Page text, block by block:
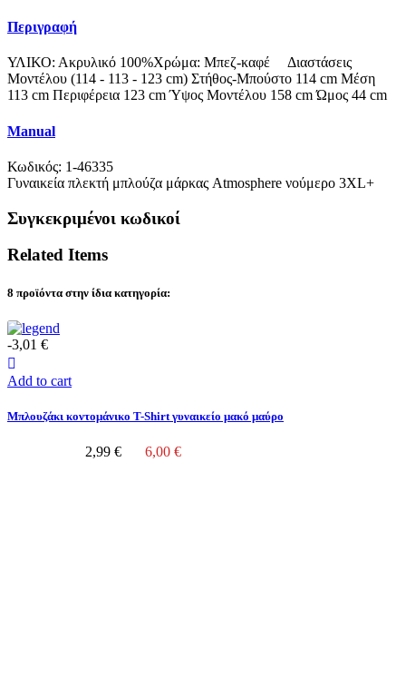
Περιγραφή
ΥΛΙΚΟ: Ακρυλικό 100%Χρώμα: Μπεζ-καφέ Διαστάσεις
Μοντέλου (114 - 113 - 123 cm) Στήθος-Μπούστο 114 cm Μέση
113 cm Περιφέρεια 123 cm Ύψος Μοντέλου 158 cm Ώμος 44 cm
Manual
Κωδικός: 1-46335
Γυναικεία πλεκτή μπλούζα μάρκας Atmosphere νούμερο 3XL+
Συγκεκριμένοι κωδικοί
Related Items
8 προϊόντα στην ίδια κατηγορία:
-3,01 €
Add to cart
Μπλουζάκι κοντομάνικο T-Shirt γυναικείο μακό μαύρο
2,99 € 6,00 €